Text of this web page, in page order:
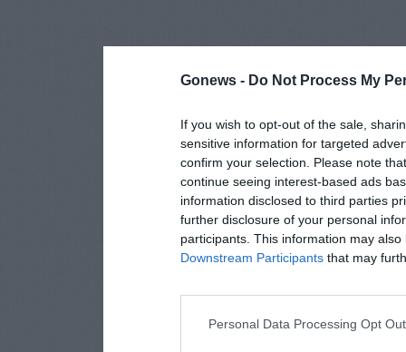
Gonews - Do Not Process My
If you wish to opt-out of the sale,
sensitive information for targeted
confirm your selection. Please note
continue seeing interest-based ads
information disclosed to third parties
further disclosure of your personal
participants. This information may
Downstream Participants that may
Personal Data Processing Opt